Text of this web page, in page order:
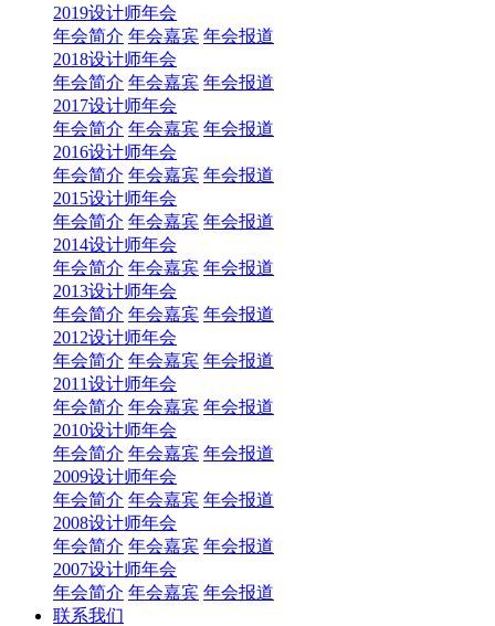
2019设计师年会
年会简介 年会嘉宾 年会报道
2018设计师年会
年会简介 年会嘉宾 年会报道
2017设计师年会
年会简介 年会嘉宾 年会报道
2016设计师年会
年会简介 年会嘉宾 年会报道
2015设计师年会
年会简介 年会嘉宾 年会报道
2014设计师年会
年会简介 年会嘉宾 年会报道
2013设计师年会
年会简介 年会嘉宾 年会报道
2012设计师年会
年会简介 年会嘉宾 年会报道
2011设计师年会
年会简介 年会嘉宾 年会报道
2010设计师年会
年会简介 年会嘉宾 年会报道
2009设计师年会
年会简介 年会嘉宾 年会报道
2008设计师年会
年会简介 年会嘉宾 年会报道
2007设计师年会
年会简介 年会嘉宾 年会报道
联系我们